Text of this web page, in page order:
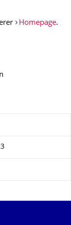
Homepage.